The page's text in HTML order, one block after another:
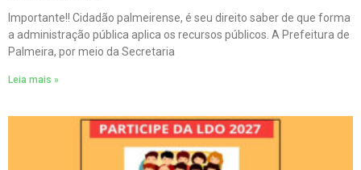
Importante!! Cidadão palmeirense, é seu direito saber de que forma
a administração pública aplica os recursos públicos. A Prefeitura de
Palmeira, por meio da Secretaria
Leia mais »